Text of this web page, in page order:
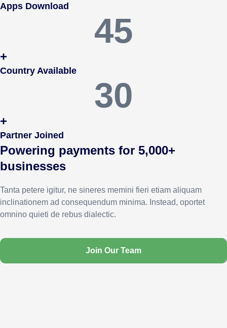
Apps Download
45
+
Country Available
30
+
Partner Joined
Powering payments for 5,000+
businesses
Tanta petere igitur, ne sineres memini fieri etiam aliquam
inclinationem ad consequendum minima. Instead, oportet
omnino quieti de rebus dialectic.
Join Our Team